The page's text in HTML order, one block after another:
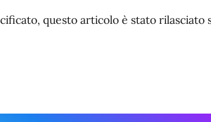
questo articolo è stato